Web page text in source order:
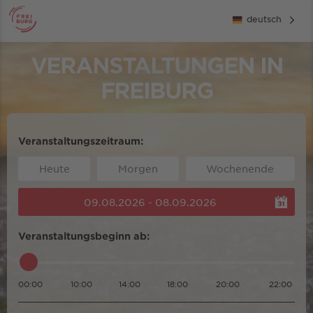
deutsch
VERANSTALTUNGEN IN
FREIBURG
Veranstaltungszeitraum:
Heute Morgen Wochenende
09.08.2026 - 08.09.2026
Veranstaltungsbeginn ab:
00:00 10:00 14:00 18:00 20:00 22:00